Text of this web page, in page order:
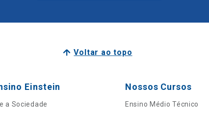
Voltar ao topo
Einstein
a Sociedade
Nossos Cursos
Ensino Médio Técnico